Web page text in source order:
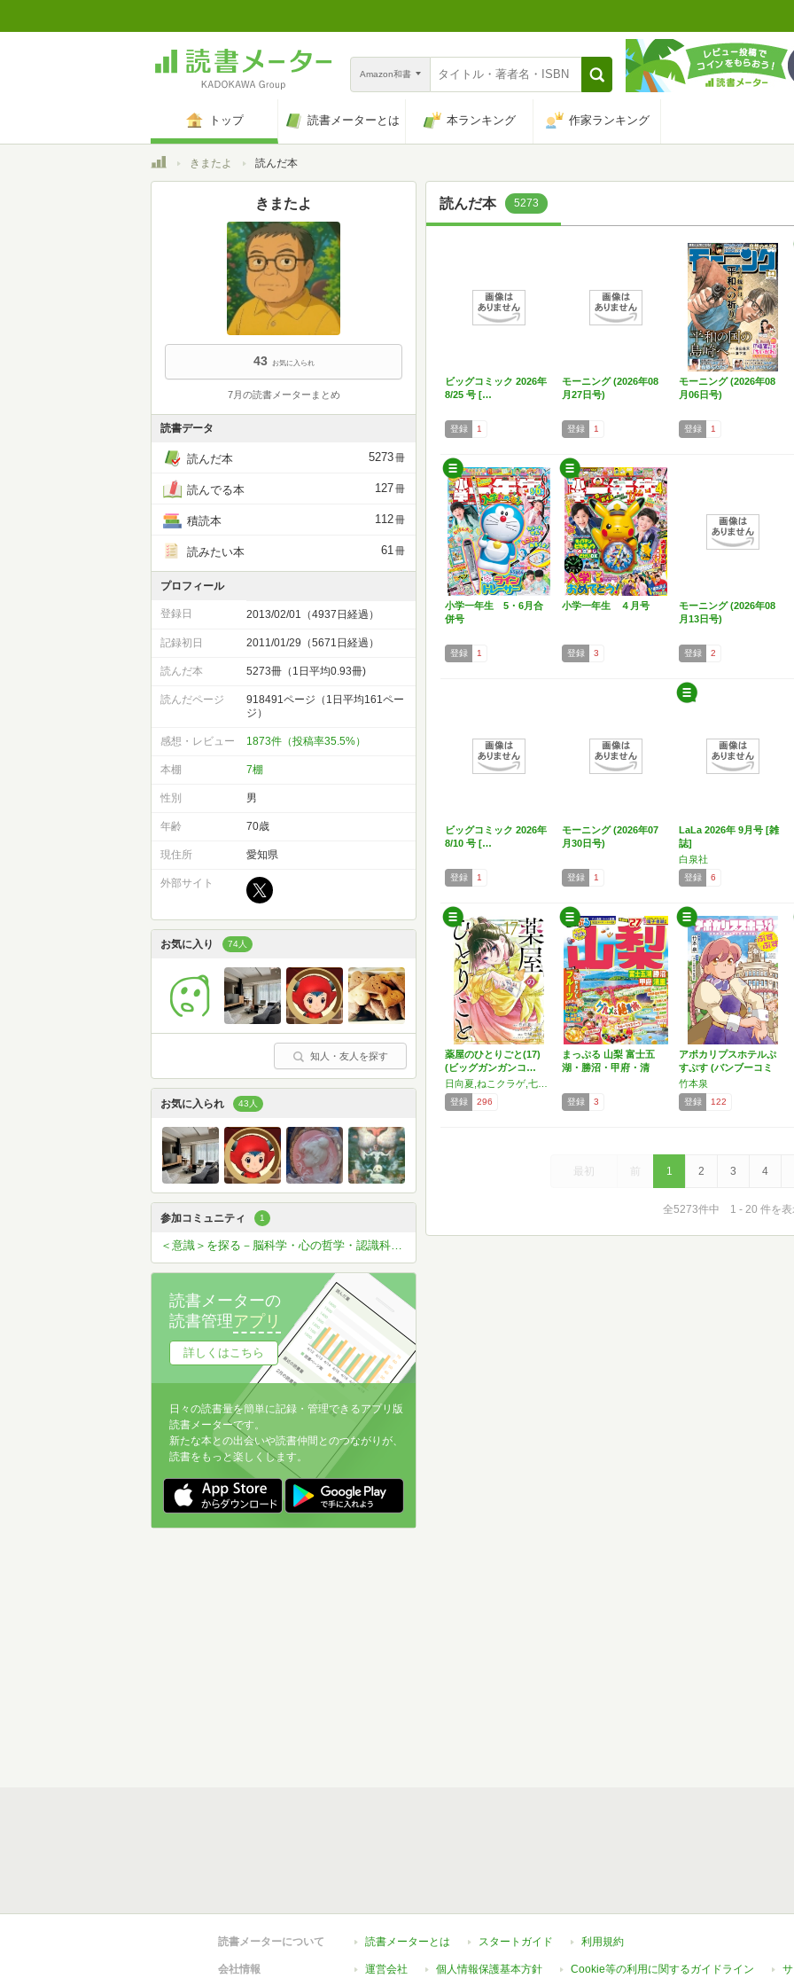
Amazon和書
トップ 読書メーターとは 本ランキング 作家ランキング
トップきまたよ 読んだ本
読んだ本 5273
ビッグコミック 2026年
8/25 号 […
登録 1
モーニング (2026年08
月27日号)
登録 1
モーニング (2026年08
月06日号)
登録 1
小学一年生 5・6月合
併号
登録 1
小学一年生 ４月号
登録 3
モーニング (2026年08
月13日号)
登録 2
ビッグコミック 2026年
8/10 号 […
登録 1
モーニング (2026年07
月30日号)
登録 1
LaLa 2026年 9月号 [雑
誌]
白泉社
登録 6
薬屋のひとりごと(17)
(ビッグガンガンコ…
登録 296
まっぷる 山梨 富士五
湖・勝沼・甲府・清
登録 3
アポカリプスホテルぷ
すぷす (バンブーコミ
ッ…
竹本泉
登録 122
最初 前 1 2 3 4
全5273件中 1 - 20 件を表
きまたよ
43 お気に入られ
7月の読書メーターまとめ
読書データ
読んだ本 5273冊
読んでる本 127冊
積読本 112冊
読みたい本 61冊
プロフィール
登録日 2013/02/01（4937日経過）
記録初日 2011/01/29（5671日経過）
読んだ本 5273冊（1日平均0.93冊)
読んだページ
918491ページ（1日平均161ペー
ジ）
感想・レビュー 1873件（投稿率35.5%）
本棚 7棚
性別 男
年齢 70歳
現住所 愛知県
外部サイト
お気に入り 74人
知人・友人を探す
お気に入られ 43人
参加コミュニティ 1
＜意識＞を探る－脳科学・心の哲学・認識科学・・・etc
読書メーターの
読書管理アプリ
詳しくはこちら
日々の読書量を簡単に記録・管理できるアプリ版
読書メーターです。
新たな本との出会いや読書仲間とのつながりが、
読書をもっと楽しくします。
読書メーターについて 読書メーターとは スタートガイド 利用規約
会社情報 運営会社 個人情報保護基本方針 Cookie等の利用に関するガイドライン